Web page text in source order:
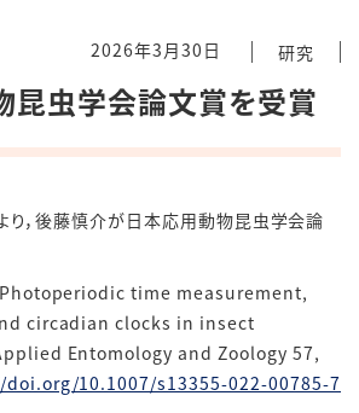
2026年3月30日 研究
昆虫学会論文賞を受賞
り，後藤慎介が日本応用動物昆虫学会論
time measurement,
circadian clocks in insect
Entomology and Zoology 57,
10.1007/s13355-022-00785-7